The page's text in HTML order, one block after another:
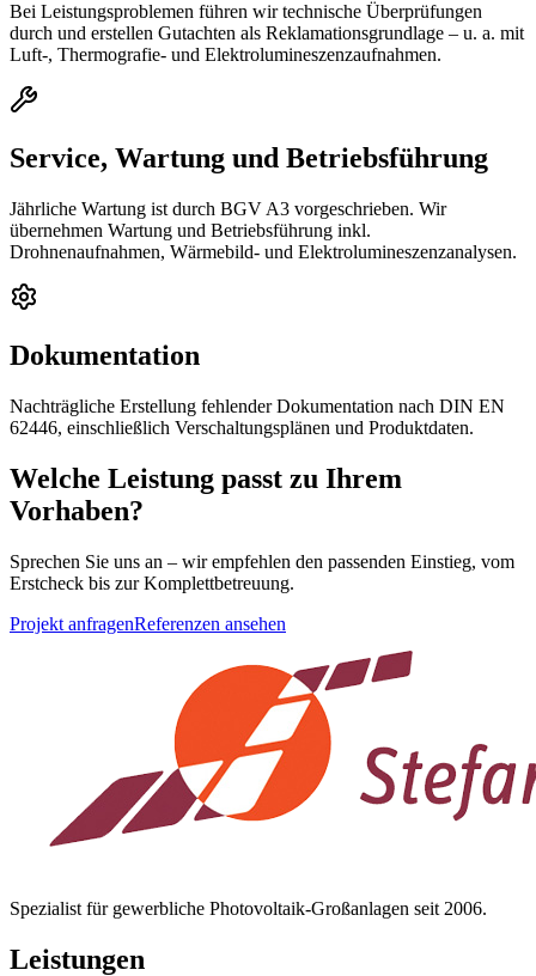
Bei Leistungsproblemen führen wir technische Überprüfungen
durch und erstellen Gutachten als Reklamationsgrundlage – u. a. mit
Luft-, Thermografie- und Elektrolumineszenzaufnahmen.
Service, Wartung und Betriebsführung
Jährliche Wartung ist durch BGV A3 vorgeschrieben. Wir
übernehmen Wartung und Betriebsführung inkl.
Drohnenaufnahmen, Wärmebild- und Elektrolumineszenzanalysen.
Dokumentation
Nachträgliche Erstellung fehlender Dokumentation nach DIN EN
62446, einschließlich Verschaltungsplänen und Produktdaten.
Welche Leistung passt zu Ihrem
Vorhaben?
Sprechen Sie uns an – wir empfehlen den passenden Einstieg, vom
Erstcheck bis zur Komplettbetreuung.
Projekt anfragenReferenzen ansehen
Spezialist für gewerbliche Photovoltaik-Großanlagen seit 2006.
Leistungen